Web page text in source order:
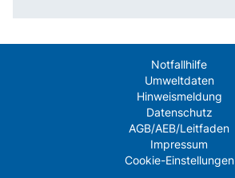
Notfallhilfe
Umweltdaten
Hinweismeldung
Datenschutz
AGB/AEB/Leitfaden
Impressum
Cookie-Einstellungen